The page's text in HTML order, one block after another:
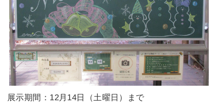
展示期間：12月14日（土曜日）まで